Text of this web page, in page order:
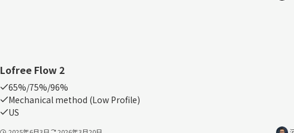
Lofree Flow 2
65%/75%/96%
Mechanical method (Low Profile)
US